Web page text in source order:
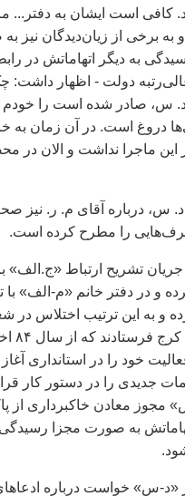
است ايشان به دفتر...
برخی از زيان‌ديدگان نيز
به ديگر اتهاماتش در
دولت - اظهار داشت:
س، صادر شده است را خودم
دروغ است. در آن زمان
ماجرا نداشت و الان در
س، درباره آقای م. ر. نيز
حرف‌هايی را مطرح کرده است.
تشريح ارتباط «ج.الف»
و در دفتر خانم «م-الف» با
به اين ترتيب اختلاس در
خود را در استانداری آغاز
جديدی را در دستور کار
معادن خاکبرداری از
به صورت مجزا رسيدگی
س» خواست درباره